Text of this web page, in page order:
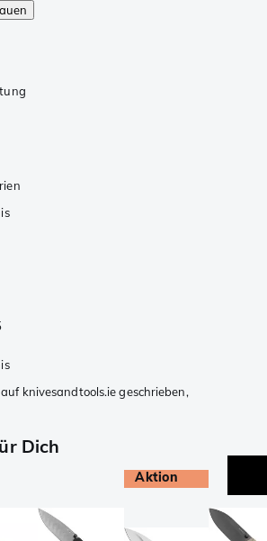
knivesandtools.ie geschrieben,
Dich
Aktion